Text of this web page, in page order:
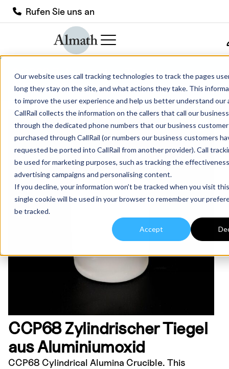
Our website uses call tracking technologies to track the pages
long they stay on the site, and what actions they take. This
to improve the user experience and help us better understand our
CallRail collects the information on the callers that call our
through the dedicated phone numbers that our business
purchased through CallRail (or numbers our business customers
requested be ported into CallRail from another provider). Call
be used for marketing purposes, such as tracking the
advertising campaigns and personalising content.
If you decline, your information won’t be tracked when you visit
single cookie will be used in your browser to remember your
be tracked.
Accept
Rufen Sie uns an
CCP68 Zylindrischer Tiegel aus
Aluminiumoxid
CCP68 Zylindrischer Tiegel
aus Aluminiumoxid
CCP68 Cylindrical Alumina Crucible. This